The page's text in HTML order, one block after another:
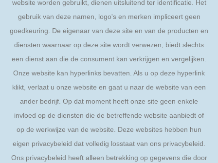
website worden gebruikt, dienen uitsluitend ter identificatie. Het
gebruik van deze namen, logo's en merken impliceert geen
goedkeuring. De eigenaar van deze site en van de producten en
diensten waarnaar op deze site wordt verwezen, biedt slechts
een dienst aan die de consument kan verkrijgen en vergelijken.
Onze website kan hyperlinks bevatten. Als u op deze hyperlink
klikt, verlaat u onze website en gaat u naar de website van een
ander bedrijf. Op dat moment heeft onze site geen enkele
invloed op de diensten die de betreffende website aanbiedt of
op de werkwijze van de website. Deze websites hebben hun
eigen privacybeleid dat volledig losstaat van ons privacybeleid.
Ons privacybeleid heeft alleen betrekking op gegevens die door